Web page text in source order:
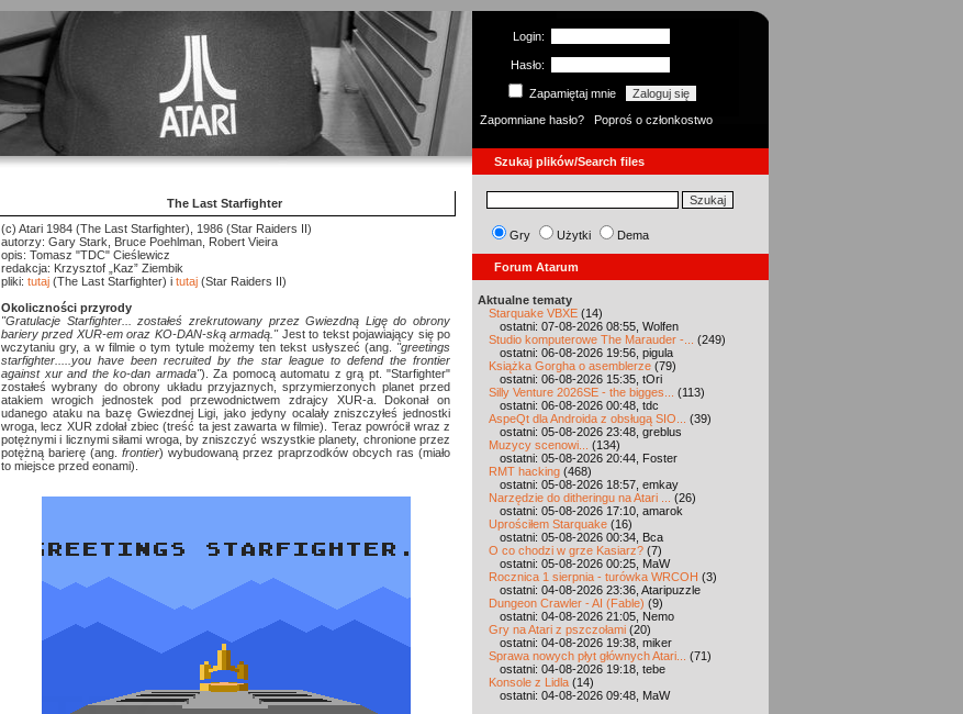
Login:
Hasło:
Zapamiętaj mnie
Zapomniane hasło?
Poproś o członkostwo
Szukaj plików/Search files
The Last Starfighter
(c) Atari 1984 (The Last Starfighter), 1986 (Star Raiders II)
autorzy: Gary Stark, Bruce Poehlman, Robert Vieira
opis: Tomasz "TDC" Cieślewicz
redakcja: Krzysztof „Kaz” Ziembik
pliki: tutaj (The Last Starfighter) i tutaj (Star Raiders II)
Okoliczności przyrody
"Gratulacje Starfighter... zostałeś zrekrutowany przez Gwiezdną Ligę do obrony
bariery przed XUR-em oraz KO-DAN-ską armadą."Jest to tekst pojawiający się po
wczytaniu gry, a w filmie o tym tytule możemy ten tekst usłyszeć (ang. "greetings
starfighter.....you have been recruited by the star league to defend the frontier
against xur and the ko-dan armada"). Za pomocą automatu z grą pt. "Starfighter"
zostałeś wybrany do obrony układu przyjaznych, sprzymierzonych planet przed
atakiem wrogich jednostek pod przewodnictwem zdrajcy XUR-a. Dokonał on
udanego ataku na bazę Gwiezdnej Ligi, jako jedyny ocalały zniszczyłeś jednostki
wroga, lecz XUR zdołał zbiec (treść ta jest zawarta w filmie). Teraz powrócił wraz z
potężnymi i licznymi siłami wroga, by zniszczyć wszystkie planety, chronione przez
potężną barierę (ang. frontier) wybudowaną przez praprzodków obcych ras (miało
to miejsce przed eonami).
Gry Użytki Dema
Forum Atarum
Aktualne tematy
Starquake VBXE (14)
ostatni: 07-08-2026 08:55, Wolfen
Studio komputerowe The Marauder -...
(249)
ostatni: 06-08-2026 19:56, pigula
Książka Gorgha o asemblerze (79)
ostatni: 06-08-2026 15:35, tOri
Silly Venture 2026SE - the bigges...
(113)
ostatni: 06-08-2026 00:48, tdc
AspeQt dla Androida z obsługą SIO...
(39)
ostatni: 05-08-2026 23:48, greblus
Muzycy scenowi...
(134)
ostatni: 05-08-2026 20:44, Foster
RMT hacking (468)
ostatni: 05-08-2026 18:57, emkay
Narzędzie do ditheringu na Atari ...
(26)
ostatni: 05-08-2026 17:10, amarok
Uprościłem Starquake (16)
ostatni: 05-08-2026 00:34, Bca
O co chodzi w grze Kasiarz? (7)
ostatni: 05-08-2026 00:25, MaW
Rocznica 1 sierpnia - turówka WRCOH (3)
ostatni: 04-08-2026 23:36, Ataripuzzle
Dungeon Crawler - AI (Fable) (9)
ostatni: 04-08-2026 21:05, Nemo
Gry na Atari z pszczołami (20)
ostatni: 04-08-2026 19:38, miker
Sprawa nowych płyt głównych Atari...
(71)
ostatni: 04-08-2026 19:18, tebe
Konsole z Lidla (14)
ostatni: 04-08-2026 09:48, MaW